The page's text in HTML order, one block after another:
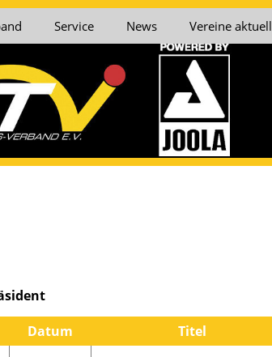
Service News Vereine aktuell
Kreisspielleiter Süd VN
Datum Titel